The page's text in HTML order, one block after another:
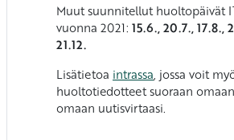
Muut suunnitellut huoltopäivät
vuonna 2021: 15.6.,20.7., 17.8.,
21.12.
Lisätietoa intrassa, jossa voit
huoltotiedotteet suoraan
omaan uutisvirtaasi.